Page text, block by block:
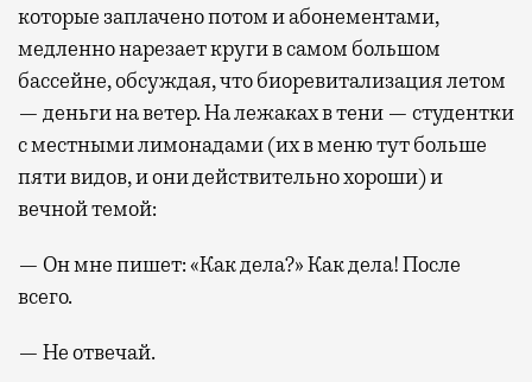
которые заплачено потом и абонементами,
медленно нарезает круги в самом большом
бассейне, обсуждая, что биоревитализация летом
— деньги на ветер. На лежаках в тени — студентки
с местными лимонадами (их в меню тут больше
пяти видов, и они действительно хороши) и
вечной темой:
— Он мне пишет: «Как дела?» Как дела! После
всего.
— Не отвечай.